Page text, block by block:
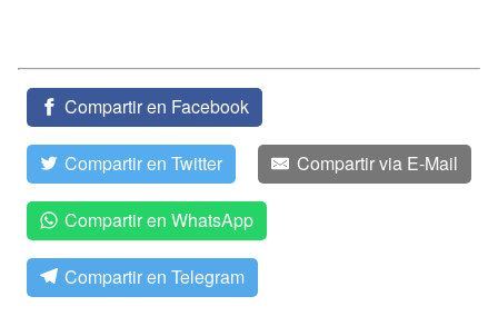
Compartir en Facebook
Compartir en Twitter Compartir via E-Mail
Compartir en WhatsApp
Compartir en Telegram